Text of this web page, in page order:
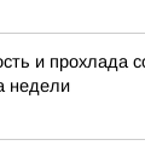
и прохлада
недели